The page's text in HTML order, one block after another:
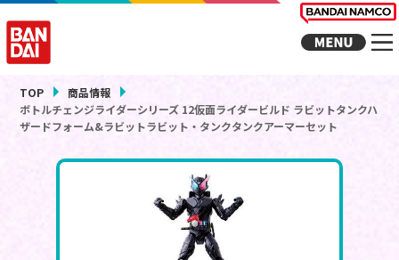
TOP
商品情報
ボトルチェンジライダーシリーズ 12仮面ライダービルド ラビットタンクハ
ザードフォーム&ラビットラビット・タンクタンクアーマーセット